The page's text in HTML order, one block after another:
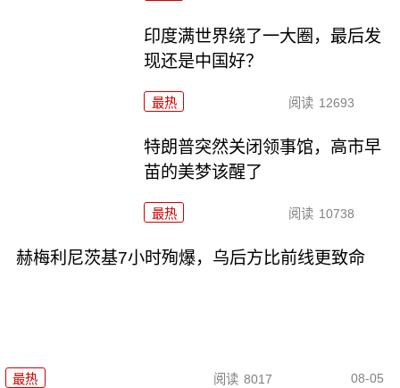
印度满世界绕了一大圈，最后发
现还是中国好？
最热 阅读 12693
特朗普突然关闭领事馆，高市早
苗的美梦该醒了
最热 阅读 10738
赫梅利尼茨基7小时殉爆，乌后方比前线更致命
最热 阅读 8017 08-05